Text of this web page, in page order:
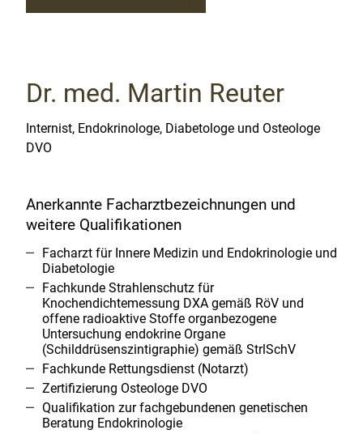
Dr. med. Martin Reuter
Internist, Endokrinologe, Diabetologe und Osteologe
DVO
Anerkannte Facharztbezeichnungen und
weitere Qualifikationen
Facharzt für Innere Medizin und Endokrinologie und
Diabetologie
Fachkunde Strahlenschutz für
Knochendichtemessung DXA gemäß RöV und
offene radioaktive Stoffe organbezogene
Untersuchung endokrine Organe
(Schilddrüsenszintigraphie) gemäß StrlSchV
Fachkunde Rettungsdienst (Notarzt)
Zertifizierung Osteologe DVO
Qualifikation zur fachgebundenen genetischen
Beratung Endokrinologie